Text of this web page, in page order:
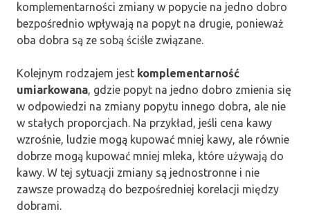
komplementarności zmiany w popycie na jedno dobro
bezpośrednio wpływają na popyt na drugie, ponieważ
oba dobra są ze sobą ściśle związane.
Kolejnym rodzajem jest komplementarność
umiarkowana, gdzie popyt na jedno dobro zmienia się
w odpowiedzi na zmiany popytu innego dobra, ale nie
w stałych proporcjach. Na przykład, jeśli cena kawy
wzrośnie, ludzie mogą kupować mniej kawy, ale równie
dobrze mogą kupować mniej mleka, które używają do
kawy. W tej sytuacji zmiany są jednostronne i nie
zawsze prowadzą do bezpośredniej korelacji między
dobrami.